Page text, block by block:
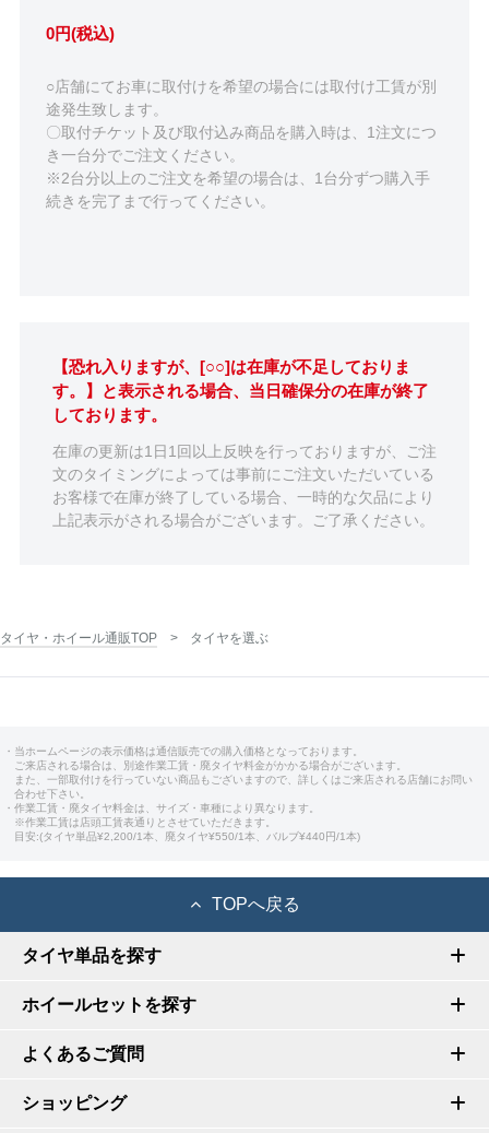
0円(税込)
○店舗にてお車に取付けを希望の場合には取付け工賃が別
途発生致します。
〇取付チケット及び取付込み商品を購入時は、1注文につ
き一台分でご注文ください。
※2台分以上のご注文を希望の場合は、1台分ずつ購入手
続きを完了まで行ってください。
【恐れ入りますが、[○○]は在庫が不足しておりま
す。】と表示される場合、当日確保分の在庫が終了
しております。
在庫の更新は1日1回以上反映を行っておりますが、ご注
文のタイミングによっては事前にご注文いただいている
お客様で在庫が終了している場合、一時的な欠品により
上記表示がされる場合がございます。ご了承ください。
タイヤ・ホイール通販TOP タイヤを選ぶ
・当ホームページの表示価格は通信販売での購入価格となっております。
ご来店される場合は、別途作業工賃・廃タイヤ料金がかかる場合がございます。
また、一部取付けを行っていない商品もございますので、詳しくはご来店される店舗にお問い
合わせ下さい。
・作業工賃・廃タイヤ料金は、サイズ・車種により異なります。
※作業工賃は店頭工賃表通りとさせていただきます。
目安:(タイヤ単品¥2,200/1本、廃タイヤ¥550/1本、バルブ¥440円/1本)
TOPへ戻る
タイヤ単品を探す
ホイールセットを探す
よくあるご質問
ショッピング